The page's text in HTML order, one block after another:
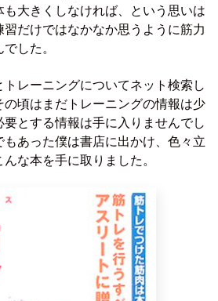
大きくしなければ、という思いは
だけではなかなか思うように筋力
した。
レーニングについてネット検索し
の頃はまだトレーニングの情報は少
とする情報は手に入りませんでし
あった僕は書店に出かけ、色々立
な本を手に取りました。